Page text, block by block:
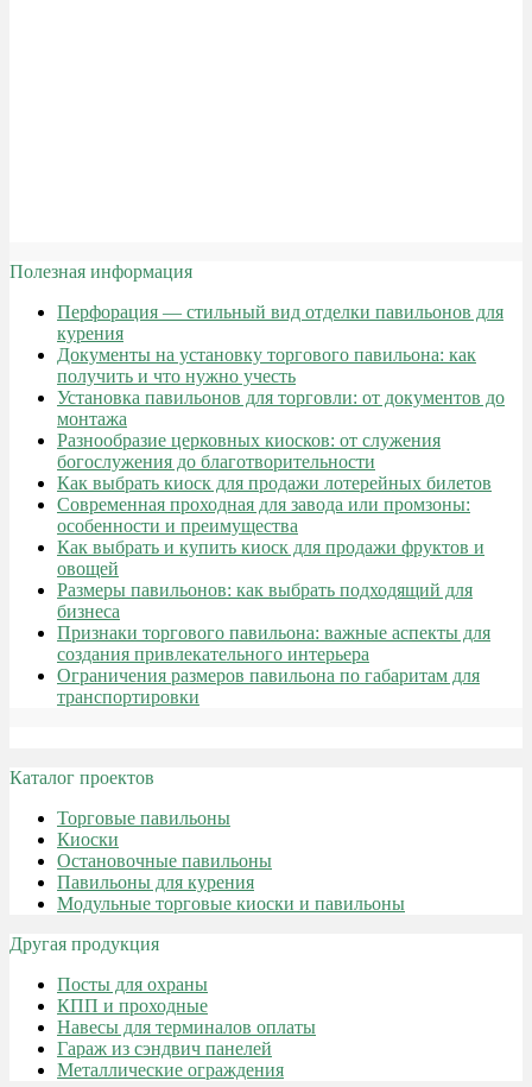
Полезная информация
Перфорация — стильный вид отделки павильонов для
курения
Документы на установку торгового павильона: как
получить и что нужно учесть
Установка павильонов для торговли: от документов до
монтажа
Разнообразие церковных киосков: от служения
богослужения до благотворительности
Как выбрать киоск для продажи лотерейных билетов
Современная проходная для завода или промзоны:
особенности и преимущества
Как выбрать и купить киоск для продажи фруктов и
овощей
Размеры павильонов: как выбрать подходящий для
бизнеса
Признаки торгового павильона: важные аспекты для
создания привлекательного интерьера
Ограничения размеров павильона по габаритам для
транспортировки
Каталог проектов
Торговые павильоны
Киоски
Остановочные павильоны
Павильоны для курения
Модульные торговые киоски и павильоны
Другая продукция
Посты для охраны
КПП и проходные
Навесы для терминалов оплаты
Гараж из сэндвич панелей
Металлические ограждения